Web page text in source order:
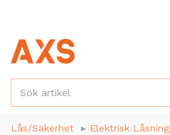
Lås/Säkerhet Elektrisk Låsning